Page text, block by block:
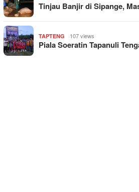
Tinjau Banjir di Sipange,
TAPTENG 107 views
Piala Soeratin Tapanuli